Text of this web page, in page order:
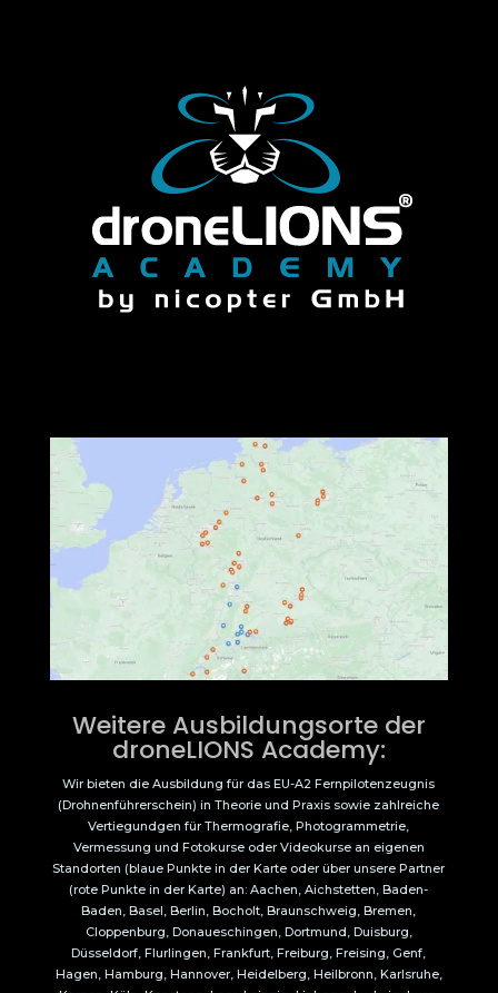
Weitere Ausbildungsorte der
droneLIONS Academy:
Wir bieten die Ausbildung für das EU-A2 Fernpilotenzeugnis
(Drohnenführerschein) in Theorie und Praxis sowie zahlreiche
Vertiegundgen für Thermografie, Photogrammetrie,
Vermessung und Fotokurse oder Videokurse an eigenen
Standorten (blaue Punkte in der Karte oder über unsere Partner
(rote Punkte in der Karte) an: Aachen, Aichstetten, Baden-
Baden, Basel, Berlin, Bocholt, Braunschweig, Bremen,
Cloppenburg, Donaueschingen, Dortmund, Duisburg,
Düsseldorf, Flurlingen, Frankfurt, Freiburg, Freising, Genf,
Hagen, Hamburg, Hannover, Heidelberg, Heilbronn, Karlsruhe,